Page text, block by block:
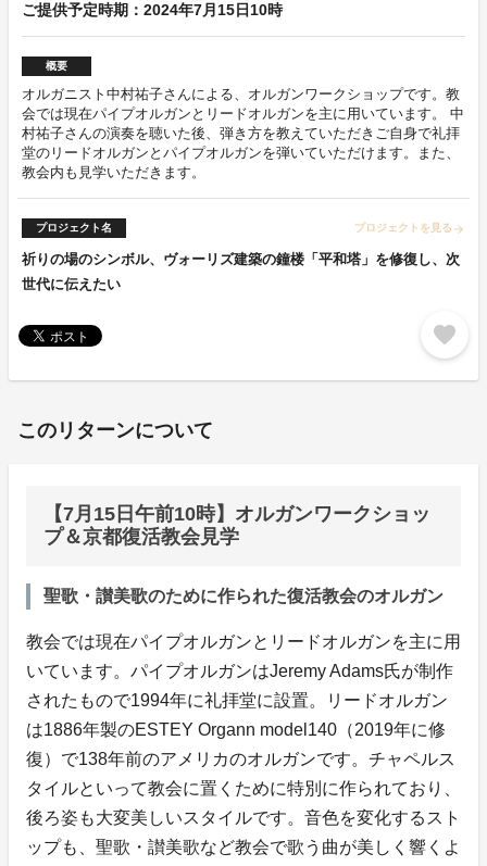
ご提供予定時期：2024年7月15日10時
概要
オルガニスト中村祐子さんによる、オルガンワークショップです。教
会では現在パイプオルガンとリードオルガンを主に用いています。 中
村祐子さんの演奏を聴いた後、弾き方を教えていただきご自身で礼拝
堂のリードオルガンとパイプオルガンを弾いていただけます。また、
教会内も見学いただきます。
プロジェクト名 プロジェクトを見る arrow_forward
祈りの場のシンボル、ヴォーリズ建築の鐘楼「平和塔」を修復し、次
世代に伝えたい
favorite
このリターンについて
【7月15日午前10時】オルガンワークショッ
プ＆京都復活教会見学
聖歌・讃美歌のために作られた復活教会のオルガン
教会では現在パイプオルガンとリードオルガンを主に用
いています。パイプオルガンはJeremy Adams氏が制作
されたもので1994年に礼拝堂に設置。リードオルガン
は1886年製のESTEY Organn model140（2019年に修
復）で138年前のアメリカのオルガンです。チャペルス
タイルといって教会に置くために特別に作られており、
後ろ姿も大変美しいスタイルです。音色を変化するスト
ップも、聖歌・讃美歌など教会で歌う曲が美しく響くよ